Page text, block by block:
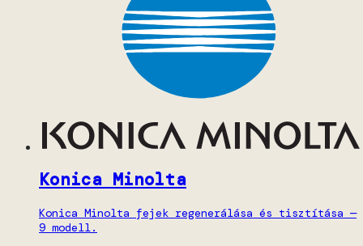
Konica Minolta
Konica Minolta fejek regenerálása és tisztítása —
9 modell.